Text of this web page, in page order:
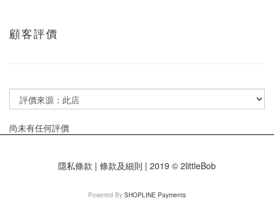
顧客評價
尚未有任何評價
隱私條款 | 條款及細則 | 2019 © 2littleBob
Powered By SHOPLINE Payments